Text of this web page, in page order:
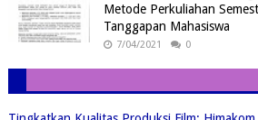
Metode Perkuliahan
Tanggapan Mahasiswa
7/04/2021 0